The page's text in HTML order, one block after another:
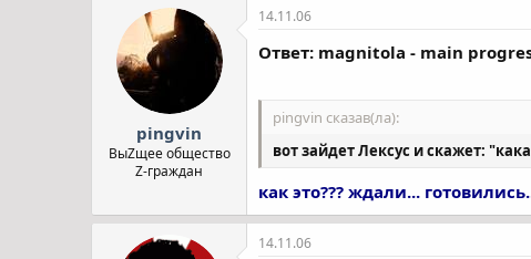
pingvin
ВыZщее общество
Z-граждан
14.11.06
Ответ: magnitola - main
pingvin сказав(ла):
вот зайдет Лексус и скажет:
как это??? ждали...
14.11.06